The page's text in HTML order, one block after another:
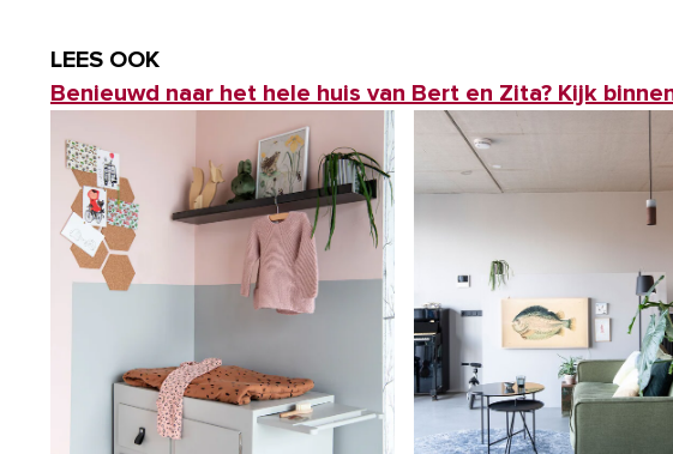
LEES OOK
Benieuwd naar het hele huis van Bert en Zita? Kijk